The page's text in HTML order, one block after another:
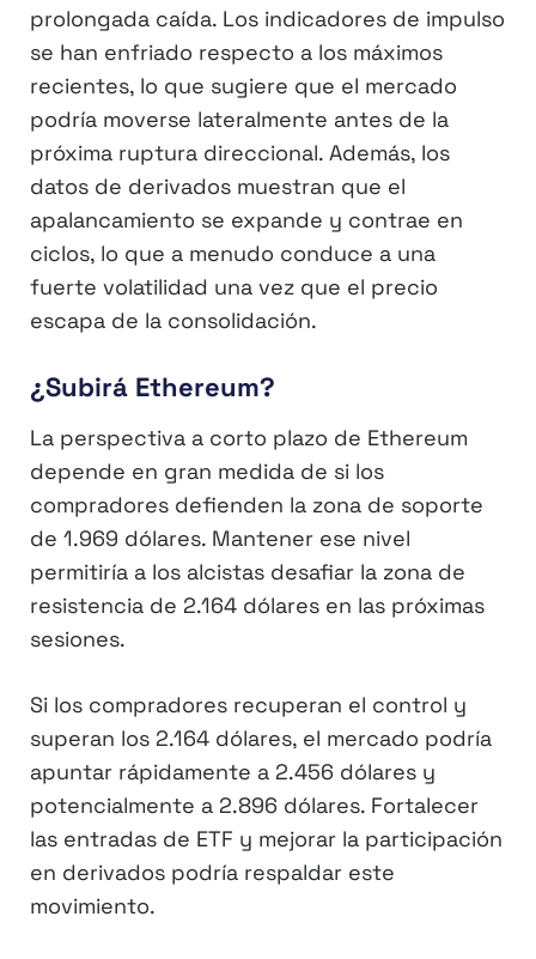
prolongada caída. Los indicadores de impulso
se han enfriado respecto a los máximos
recientes, lo que sugiere que el mercado
podría moverse lateralmente antes de la
próxima ruptura direccional. Además, los
datos de derivados muestran que el
apalancamiento se expande y contrae en
ciclos, lo que a menudo conduce a una
fuerte volatilidad una vez que el precio
escapa de la consolidación.
¿Subirá Ethereum?
La perspectiva a corto plazo de Ethereum
depende en gran medida de si los
compradores defienden la zona de soporte
de 1.969 dólares. Mantener ese nivel
permitiría a los alcistas desafiar la zona de
resistencia de 2.164 dólares en las próximas
sesiones.
Si los compradores recuperan el control y
superan los 2.164 dólares, el mercado podría
apuntar rápidamente a 2.456 dólares y
potencialmente a 2.896 dólares. Fortalecer
las entradas de ETF y mejorar la participación
en derivados podría respaldar este
movimiento.